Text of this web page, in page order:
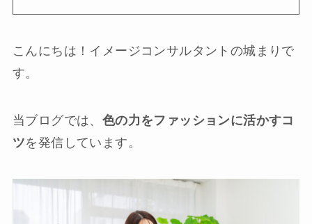
こんにちは！イメージコンサルタントの城まりで
す。
当ブログでは、 色の力をファッションに活かすコ
ツを発信しています。